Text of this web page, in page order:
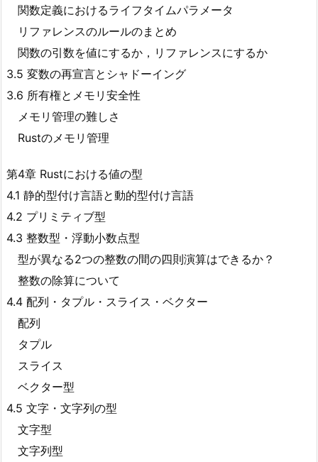
関数定義におけるライフタイムパラメータ
リファレンスのルールのまとめ
関数の引数を値にするか，リファレンスにするか
3.5 変数の再宣言とシャドーイング
3.6 所有権とメモリ安全性
メモリ管理の難しさ
Rustのメモリ管理
第4章 Rustにおける値の型
4.1 静的型付け言語と動的型付け言語
4.2 プリミティブ型
4.3 整数型・浮動小数点型
型が異なる2つの整数の間の四則演算はできるか？
整数の除算について
4.4 配列・タプル・スライス・ベクター
配列
タプル
スライス
ベクター型
4.5 文字・文字列の型
文字型
文字列型